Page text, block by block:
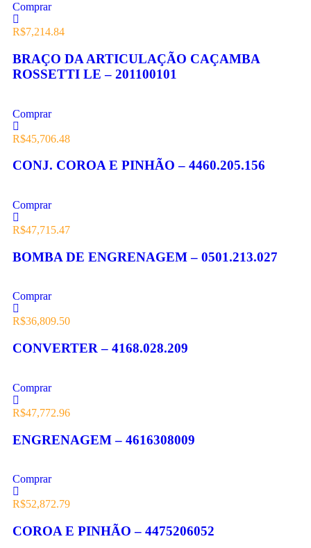
Comprar
R$7,214.84
BRAÇO DA ARTICULAÇÃO CAÇAMBA
ROSSETTI LE – 201100101
Comprar
R$45,706.48
CONJ. COROA E PINHÃO – 4460.205.156
Comprar
R$47,715.47
BOMBA DE ENGRENAGEM – 0501.213.027
Comprar
R$36,809.50
CONVERTER – 4168.028.209
Comprar
R$47,772.96
ENGRENAGEM – 4616308009
Comprar
R$52,872.79
COROA E PINHÃO – 4475206052